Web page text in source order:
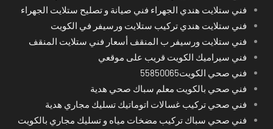
فني ستلايت هندي الجهراء فني صيانة و تصليح ستلايت الجهراء
فني ستلايت هندي تركيب ستلايت ورسيفر في الكويت
فني ستلايت ورسيفر ب المنقف أسعار فني ستلايت المنقف
فني سيراميك الكويت قريب على موقعي
فني صحي الكويت55850065
فني صحي بالكويت معلم سباك صحي هدية
فني صحي تركيب غسالات اتوماتيك تسليك مجاري هدية
فني صحي سباك تركيب مضخات مياه و تسليك مجاري بالكويت